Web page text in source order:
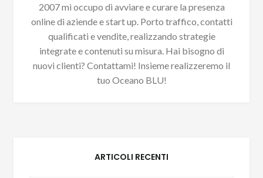
2007 mi occupo di avviare e curare la presenza
online di aziende e start up. Porto traffico, contatti
qualificati e vendite, realizzando strategie
integrate e contenuti su misura. Hai bisogno di
nuovi clienti? Contattami! Insieme realizzeremo il
tuo Oceano BLU!
ARTICOLI RECENTI